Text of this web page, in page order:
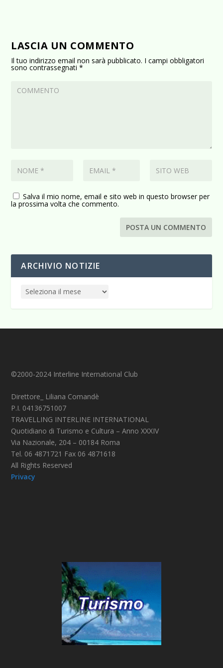
LASCIA UN COMMENTO
Il tuo indirizzo email non sarà pubblicato. I campi obbligatori
sono contrassegnati*
Salva il mio nome, email e sito web in questo browser per
la prossima volta che commento.
ARCHIVIO NOTIZIE
©2000-2024 Interline International Club
Direttore_ Liliana Comandè
P.I. 04136751007
TRAVELLING INTERLINE INTERNATIONAL
Quotidiano di Turismo e Cultura – Anno XXXIV
Via Nazionale, 204 – 00184 Roma
Tel. 06 4871721 Fax 06 4871618
All Rights Reserved
Privacy